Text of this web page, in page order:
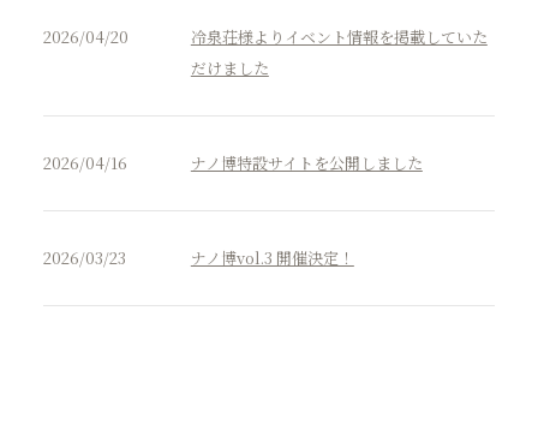
2026/04/20
冷泉荘様よりイベント情報を掲載していた
だけました
2026/04/16 ナノ博特設サイトを公開しました
2026/03/23 ナノ博vol.3 開催決定！